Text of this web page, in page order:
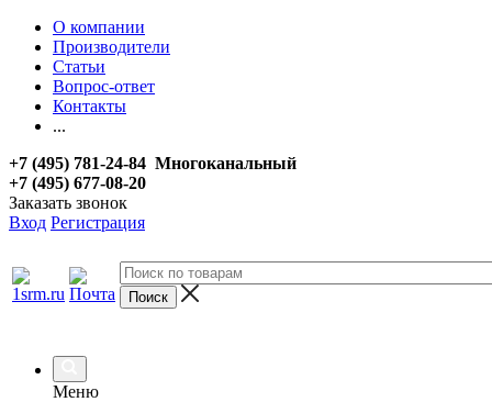
О компании
Производители
Статьи
Вопрос-ответ
Контакты
...
+7 (495) 781-24-84 Многоканальный
+7 (495) 677-08-20
Заказать звонок
Вход Регистрация
Меню